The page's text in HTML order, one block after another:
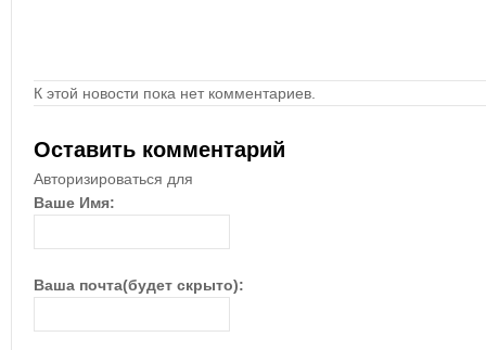
К этой новости пока нет комментариев.
Оставить комментарий
Авторизироваться для
Ваше Имя:
Ваша почта(будет скрыто):